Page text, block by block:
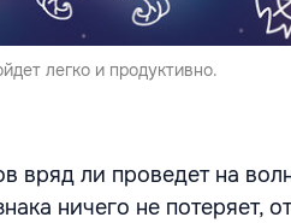
легко и продуктивно.
вряд ли проведет на
ничего не потеряет,